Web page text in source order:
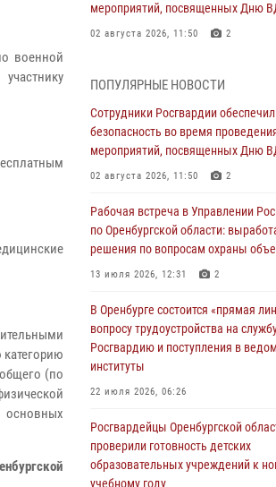
военной
(по
основных
мероприятий, посвященных Дню
02 августа 2026, 11:50 2
гражданами по вопросу
службу в Росгвардию и поступления
ведомственные институты
30 июля 2026, 04:44
Дню Крещения Руси
28 июля 2026, 09:41 1
Росгвардейцы обеспечили
27 июля 2026, 14:36 2
Росгвардейцы предотвратили
спасен мужчина в тяжелой
Росгвардейцы Оренбургской
проверили готовность детских
образовательных учреждений к
ПОПУЛЯРНЫЕ НОВОСТИ
Сотрудники Росгвардии
безопасность во время
мероприятий, посвященных Дню
02 августа 2026, 11:50 2
Рабочая встреча в Управлении
по Оренбургской области:
решения по вопросам охраны
13 июля 2026, 12:31 2
В Оренбурге состоится «прямая
вопросу трудоустройства на
Росгвардию и поступления в
институты
22 июля 2026, 06:26
Росгвардейцы Оренбургской
проверили готовность детских
образовательных учреждений к
учебному году